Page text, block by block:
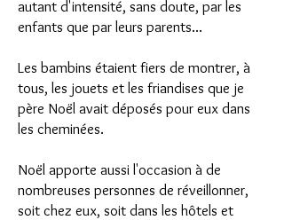
autant d'intensité, sans doute, par les
enfants que par leurs parents...
Les bambins étaient fiers de montrer, à
tous, les jouets et les friandises que je
père Noël avait déposés pour eux dans
les cheminées.
Noël apporte aussi l'occasion à de
nombreuses personnes de réveillonner,
soit chez eux, soit dans les hôtels et